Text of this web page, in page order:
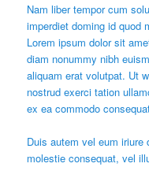
Nam liber tempor cum
imperdiet doming id quod
Lorem ipsum dolor sit
diam nonummy nibh
aliquam erat volutpat. Ut
nostrud exerci tation
ex ea commodo
Duis autem vel eum
molestie consequat, vel